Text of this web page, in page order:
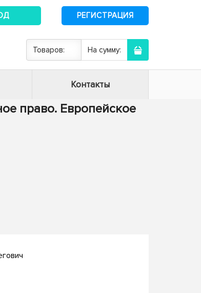
РЕГИСТРАЦИЯ
Товаров: На сумму:
Контакты
право. Европейское